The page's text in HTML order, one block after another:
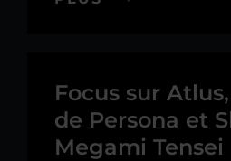
Focus sur
de Persona et
Megami Tensei